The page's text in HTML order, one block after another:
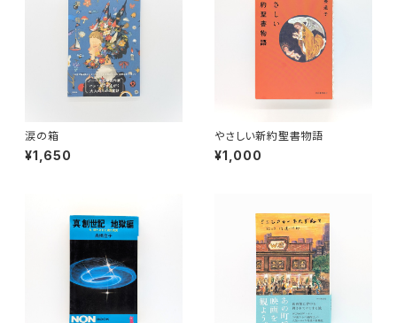
涙の箱
¥1,650
やさしい新約聖書物語
¥1,000